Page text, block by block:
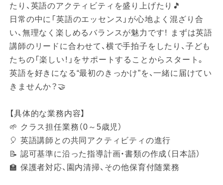
たり、英語のアクティビティを盛り上げたり🎵
日常の中に「英語のエッセンス」が心地よく混ざり合
い、無理なく楽しめるバランスが魅力です！ まずは英語
講師のリードに合わせて、横で手拍子をしたり、子ども
たちの「楽しい！」をサポートすることからスタート。
英語を好きになる“最初のきっかけ”を、一緒に届けてい
きませんか？🤝
【具体的な業務内容】
🌱 クラス担任業務（0～5歳児）
🎈 英語講師との共同アクティビティの進行
📝 認可基準に沿った指導計画・書類の作成（日本語）
🏫 保護者対応、園内清掃、その他保育付随業務